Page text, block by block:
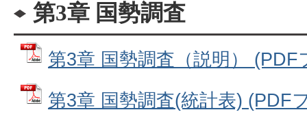
第3章 国勢調査
第3章 国勢調査（説明）
第3章 国勢調査(統計表) (PDF